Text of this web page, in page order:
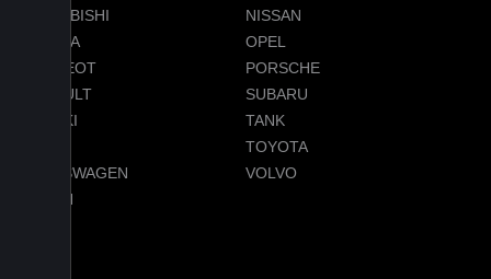
MITSUBISHI
NISSAN
OMODA
OPEL
PEUGEOT
PORSCHE
RENAULT
SUBARU
SUZUKI
TANK
TOYOTA
VOLKSWAGEN
VOLVO
VOYAH